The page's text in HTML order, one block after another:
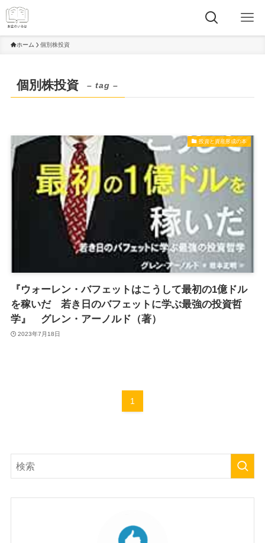
ホーム 個別株投資
個別株投資 – tag –
投資と資産形成の本
『ウォーレン・バフェットはこうして最初の1億ドル
を稼いだ 若き日のバフェットに学ぶ最強の投資哲
学』 グレン・アーノルド（著）
2023年7月18日
1